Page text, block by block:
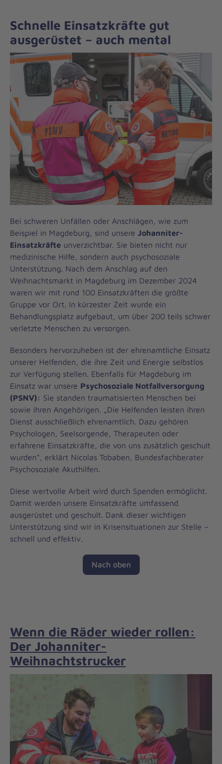
Schnelle Einsatzkräfte gut
ausgerüstet – auch mental
Bei schweren Unfällen oder Anschlägen, wie zum
Beispiel in Magdeburg, sind unsere Johanniter-
Einsatzkräfte unverzichtbar. Sie bieten nicht nur
medizinische Hilfe, sondern auch psychosoziale
Unterstützung. Nach dem Anschlag auf den
Weihnachtsmarkt in Magdeburg im Dezember 2024
waren wir mit rund 100 Einsatzkräften die größte
Gruppe vor Ort. In kürzester Zeit wurde ein
Behandlungsplatz aufgebaut, um über 200 teils schwer
verletzte Menschen zu versorgen.
Besonders hervorzuheben ist der ehrenamtliche Einsatz
unserer Helfenden, die ihre Zeit und Energie selbstlos
zur Verfügung stellen. Ebenfalls für Magdeburg im
Einsatz war unsere Psychosoziale Notfallversorgung
(PSNV): Sie standen traumatisierten Menschen bei
sowie ihren Angehörigen. „Die Helfenden leisten ihren
Dienst ausschließlich ehrenamtlich. Dazu gehören
Psychologen, Seelsorgende, Therapeuten oder
erfahrene Einsatzkräfte, die von uns zusätzlich geschult
wurden“, erklärt Nicolas Tobaben, Bundesfachberater
Psychosoziale Akuthilfen.
Diese wertvolle Arbeit wird durch Spenden ermöglicht.
Damit werden unsere Einsatzkräfte umfassend
ausgerüstet und geschult. Dank dieser wichtigen
Unterstützung sind wir in Krisensituationen zur Stelle –
schnell und effektiv.
Nach oben
Wenn die Räder wieder rollen:
Der Johanniter-
Weihnachtstrucker